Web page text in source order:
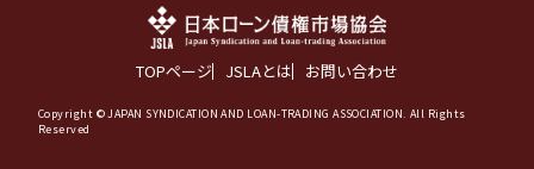
TOPページ JSLAとは お問い合わせ
Copyright © JAPAN SYNDICATION AND LOAN-TRADING ASSOCIATION. All Rights
Reserved